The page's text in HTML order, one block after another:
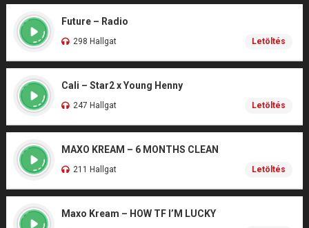
Future – Radio
298 Hallgat Letöltés
Cali – Star2 x Young Henny
247 Hallgat Letöltés
MAXO KREAM – 6 MONTHS CLEAN
211 Hallgat Letöltés
Maxo Kream – HOW TF I’M LUCKY